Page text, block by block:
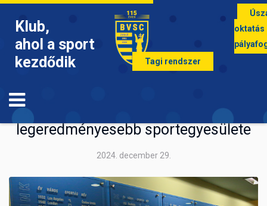
Klub,
ahol a sport
kezdődik
Tagi rendszer
oktatás
legeredményesebb sportegyesülete
2024. december 29.